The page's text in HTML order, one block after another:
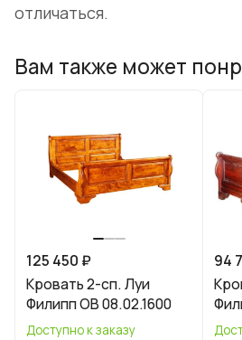
отличаться.
Вам также может
125 450 ₽
Кровать 2-сп. Луи
Филипп ОВ 08.02.1600
Доступно к заказу
94